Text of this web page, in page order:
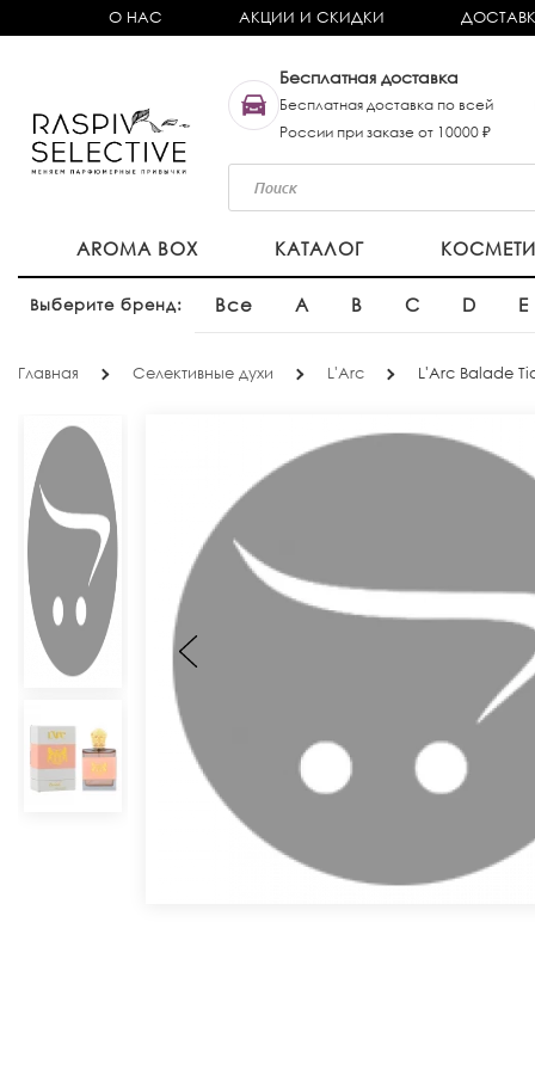
О НАС АКЦИИ И СКИДКИ
Бесплатная доставка
Бесплатная доставка по всей
России при заказе от 10000 ₽
AROMA BOX КАТАЛОГ
Выберите бренд: Все A B C D E
Главная Селективные духи L'Arc L'Arc Balade